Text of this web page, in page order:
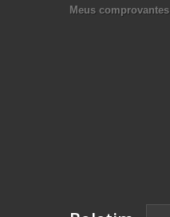
Meus comprovantes